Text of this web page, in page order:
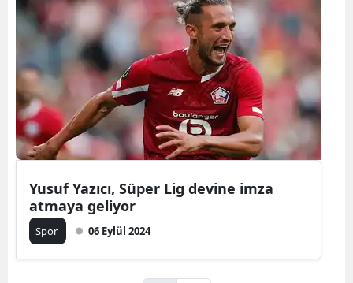
Yusuf Yazıcı, Süper Lig devine imza
atmaya geliyor
Spor 06 Eylül 2024